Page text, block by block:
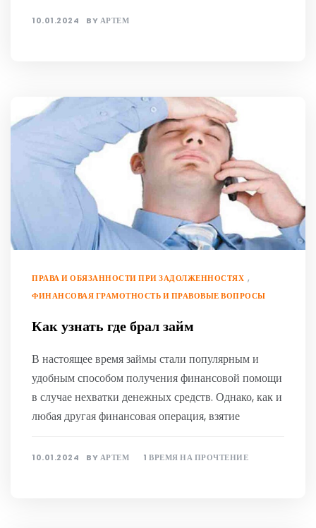
10.01.2024 BYАРТЕМ
ПРАВА И ОБЯЗАННОСТИ ПРИ ЗАДОЛЖЕННОСТЯХ ,
ФИНАНСОВАЯ ГРАМОТНОСТЬ И ПРАВОВЫЕ ВОПРОСЫ
Как узнать где брал займ
В настоящее время займы стали популярным и
удобным способом получения финансовой помощи
в случае нехватки денежных средств. Однако, как и
любая другая финансовая операция, взятие
10.01.2024 BYАРТЕМ 1 ВРЕМЯ НА ПРОЧТЕНИЕ